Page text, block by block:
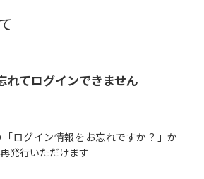
れてログインできません
「ログイン情報をお忘れですか？」か
発行いただけます